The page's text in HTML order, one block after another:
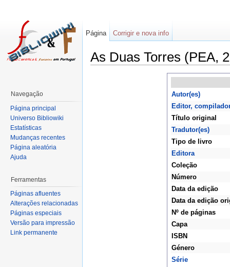
As Duas Torres (PEA,
Autor(es)
Editor,
Título original
Tradutor(es)
Tipo de livro
Editora
Coleção
Número
Data da edição
Data da edição
Nº de páginas
Capa
ISBN
Género
Série
Página Corrigir e nova info
Navegação
Página principal
Universo Bibliowiki
Estatísticas
Mudanças recentes
Página aleatória
Ajuda
Ferramentas
Páginas afluentes
Alterações relacionadas
Páginas especiais
Versão para impressão
Link permanente